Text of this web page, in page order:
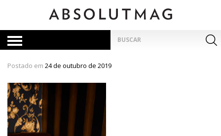
por:
Postado em 24 de outubro de 2019